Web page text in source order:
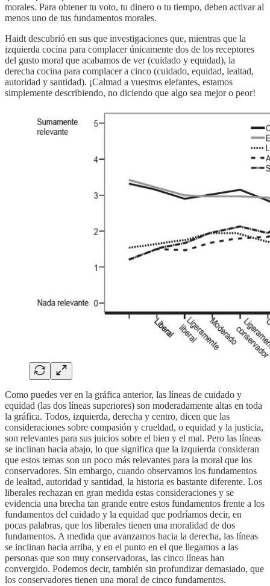
morales. Para obtener tu voto, tu dinero o tu tiempo, deben activar al
menos uno de tus fundamentos morales.
Haidt descubrió en sus que investigaciones que, mientras que la
izquierda cocina para complacer únicamente dos de los receptores
del gusto moral que acabamos de ver (cuidado y equidad), la
derecha cocina para complacer a cinco (cuidado, equidad, lealtad,
autoridad y santidad). ¡Calmad a vuestros elefantes, estamos
simplemente describiendo, no diciendo que algo sea mejor o peor!
Como puedes ver en la gráfica anterior, las líneas de cuidado y
equidad (las dos líneas superiores) son moderadamente altas en toda
la gráfica. Todos, izquierda, derecha y centro, dicen que las
consideraciones sobre compasión y crueldad, o equidad y la justicia,
son relevantes para sus juicios sobre el bien y el mal. Pero las líneas
se inclinan hacia abajo, lo que significa que la izquierda consideran
que estos temas son un poco más relevantes para la moral que los
conservadores. Sin embargo, cuando observamos los fundamentos
de lealtad, autoridad y santidad, la historia es bastante diferente. Los
liberales rechazan en gran medida estas consideraciones y se
evidencia una brecha tan grande entre estos fundamentos frente a los
fundamentos del cuidado y la equidad que podríamos decir, en
pocas palabras, que los liberales tienen una moralidad de dos
fundamentos. A medida que avanzamos hacia la derecha, las líneas
se inclinan hacia arriba, y en el punto en el que llegamos a las
personas que son muy conservadoras, las cinco líneas han
convergido. Podemos decir, también sin profundizar demasiado, que
los conservadores tienen una moral de cinco fundamentos.